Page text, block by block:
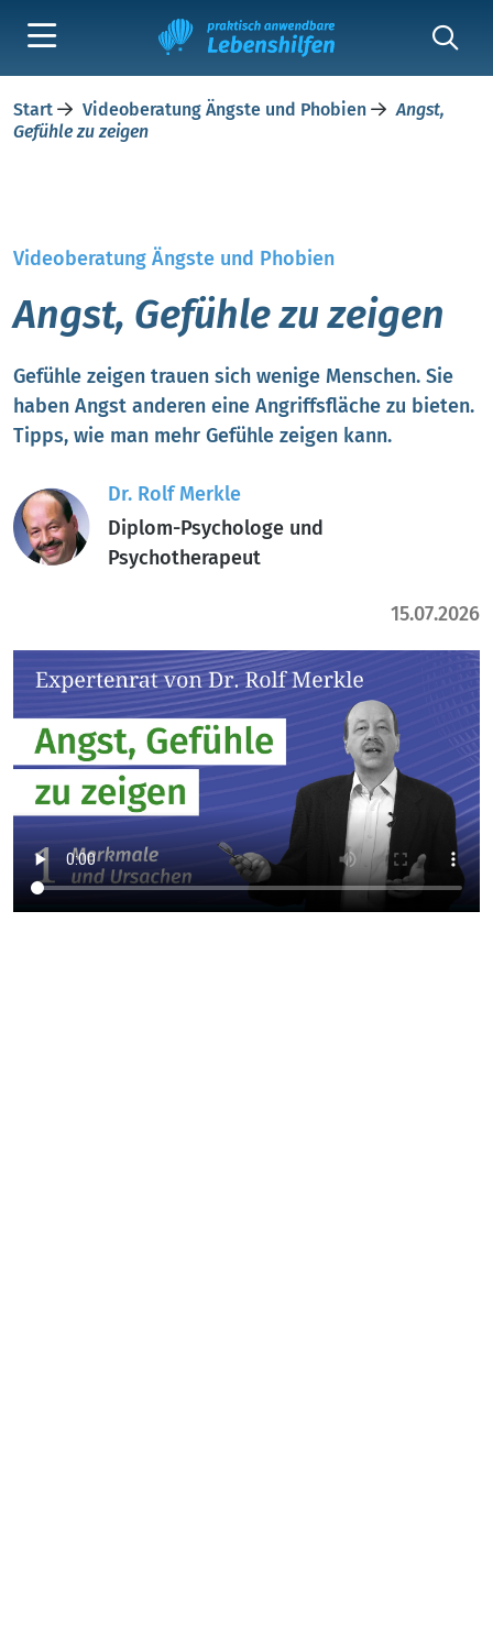
Start Videoberatung Ängste und Phobien
Angst,
Gefühle zu zeigen
Videoberatung Ängste und Phobien
Angst, Gefühle zu zeigen
Gefühle zeigen trauen sich wenige Menschen. Sie
haben Angst anderen eine Angriffsfläche zu bieten.
Tipps, wie man mehr Gefühle zeigen kann.
Dr. Rolf Merkle
Diplom-Psychologe und
Psychotherapeut
15.07.2026